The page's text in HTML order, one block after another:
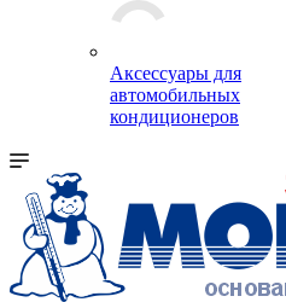
Аксессуары для
автомобильных
кондиционеров